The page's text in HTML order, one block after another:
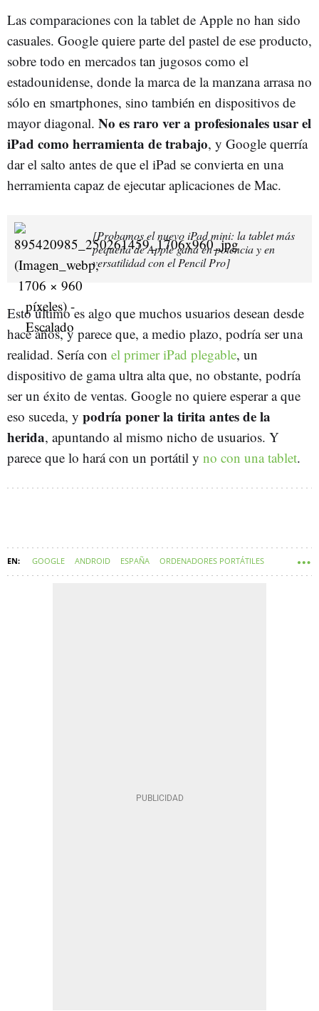
Las comparaciones con la tablet de Apple no han sido
casuales. Google quiere parte del pastel de ese producto,
sobre todo en mercados tan jugosos como el
estadounidense, donde la marca de la manzana arrasa no
sólo en smartphones, sino también en dispositivos de
mayor diagonal. No es raro ver a profesionales usar el
iPad como herramienta de trabajo, y Google querría
dar el salto antes de que el iPad se convierta en una
herramienta capaz de ejecutar aplicaciones de Mac.
[Probamos el nuevo iPad mini: la tablet más
pequeña de Apple gana en potencia y en
versatilidad con el Pencil Pro]
Esto último es algo que muchos usuarios desean desde
hace años, y parece que, a medio plazo, podría ser una
realidad. Sería con el primer iPad plegable, un
dispositivo de gama ultra alta que, no obstante, podría
ser un éxito de ventas. Google no quiere esperar a que
eso suceda, y podría poner la tirita antes de la
herida, apuntando al mismo nicho de usuarios. Y
parece que lo hará con un portátil y no con una tablet.
GOOGLE ANDROID ESPAÑA ORDENADORES PORTÁTILES